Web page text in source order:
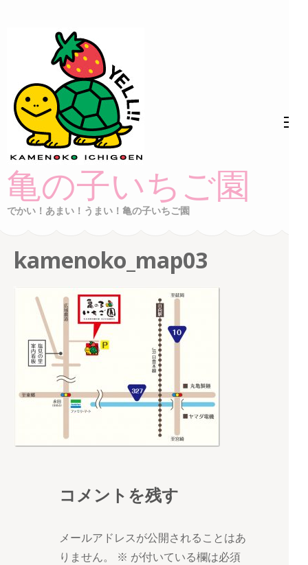
プ
(Enter
亀の子いちご園
でかい！あまい！うまい！亀の子いちご園
kamenoko_map03
コメントを残す
メールアドレスが公開されることはあ
りません。
※ が付いている欄は必須